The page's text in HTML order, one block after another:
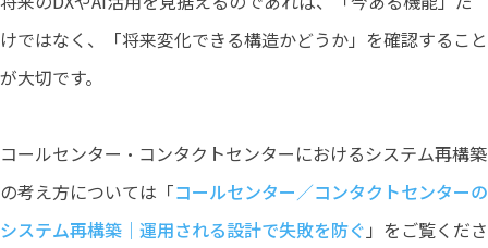
けではなく、「将来変化できる構造かどうか」を確認すること
が大切です。
コールセンター・コンタクトセンターにおけるシステム再構築
の考え方については「コールセンター／コンタクトセンターの
システム再構築｜運用される設計で失敗を防ぐ 」をご覧くださ